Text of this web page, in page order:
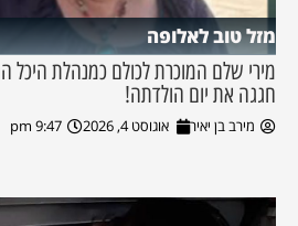
מזל טוב לאלופה
מירי שלם המוכרת לכולם כמנהלת היכל
חגגה את יום הולדתה!
מירב בן יאיר אוגוסט 4, 2026 9:47 pm